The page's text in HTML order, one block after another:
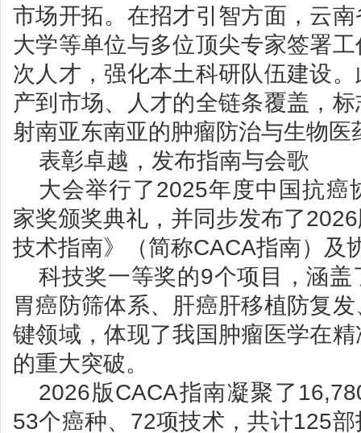
市场开拓。在招才引智方面，云
大学等单位与多位顶尖专家签署
次人才，强化本土科研队伍建设
产到市场、人才的全链条覆盖，
射南亚东南亚的肿瘤防治与生物医
表彰卓越，发布指南与会歌
大会举行了2025年度中国抗癌
家奖颁奖典礼，并同步发布了
技术指南》（简称CACA指南）及
科技奖一等奖的9个项目，涵
胃癌防筛体系、肝癌肝移植防复
键领域，体现了我国肿瘤医学在
的重大突破。
2026版CACA指南凝聚了
53个癌种、72项技术，共计125